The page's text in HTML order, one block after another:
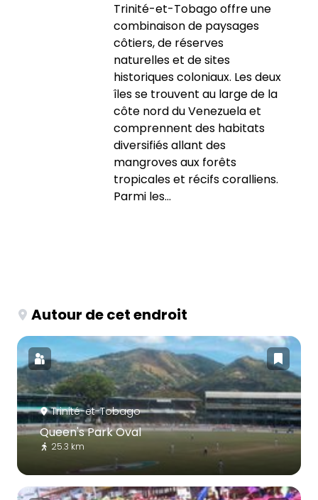
Trinité-et-Tobago offre une
combinaison de paysages
côtiers, de réserves
naturelles et de sites
historiques coloniaux. Les deux
îles se trouvent au large de la
côte nord du Venezuela et
comprennent des habitats
diversifiés allant des
mangroves aux forêts
tropicales et récifs coralliens.
Parmi les...
Autour de cet endroit
Trinité-et-Tobago
Queen's Park Oval
25.3 km